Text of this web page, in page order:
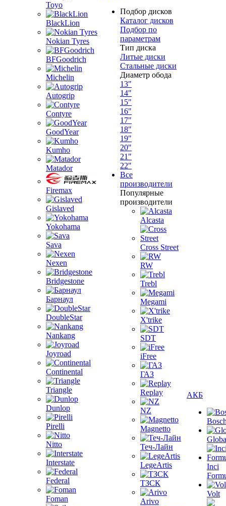
Toyo
BlackLion
Nokian Tyres
BFGoodrich
Michelin
Autogrip
Contyre
GoodYear
Kumho
Matador
Firemax
Gislaved
Yokohama
Sava
Nexen
Bridgestone
Барнаул
DoubleStar
Nankang
Joyroad
Continental
Triangle
Dunlop
Pirelli
Nitto
Interstate
Federal
Foman
Подбор дисков
Каталог дисков
Подбор по
параметрам
Тип диска
Литые диски
Стальные диски
Диаметр обода
13"
14"
15"
16"
17"
18"
19"
20"
21"
22"
Все
производители
Популярные
производители
Alcasta
Cross Street
RW
Trebl
Megami
X'trike
SDT
iFree
ГАЗ
Replay
NZ
Magnetto
Теч-Лайн
LegeArtis
ТЗСК
Arivo
АКБ
Inci
Volt